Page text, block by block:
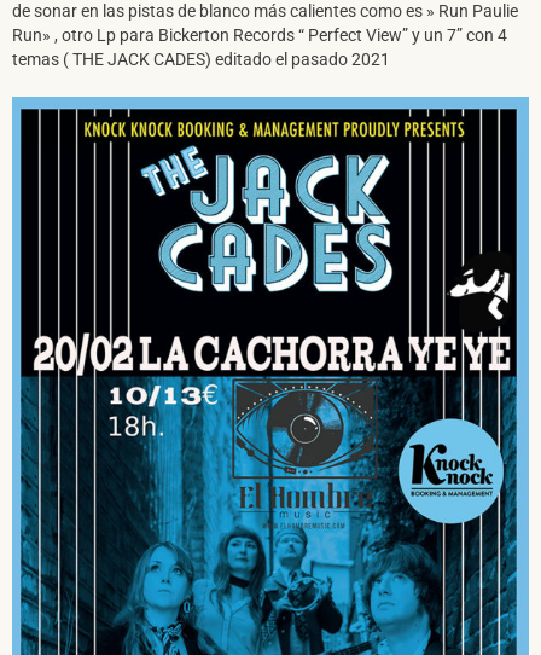
de sonar en las pistas de blanco más calientes como es » Run Paulie
Run» , otro Lp para Bickerton Records “ Perfect View” y un 7” con 4
temas ( THE JACK CADES) editado el pasado 2021
SUSCRÍBETE A NUESTRO BOLETÍN
He leído y acepto laPolítica de Privacidad Nota Legal
DARME DE ALTA